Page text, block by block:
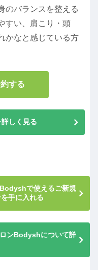
のバランスを整える
すい、肩こり・頭
かなと感じている方
する
しく見る
で使えるご新規
手に入れる
ンBodyshについて詳